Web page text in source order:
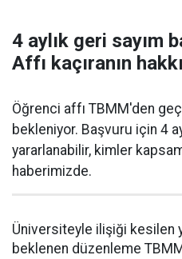
4 aylık geri sayım
Affı kaçıranın
Öğrenci affı TBMM'den
bekleniyor. Başvuru için 4
yararlanabilir, kimler
haberimizde.
Üniversiteyle ilişiği kesilen
beklenen düzenleme